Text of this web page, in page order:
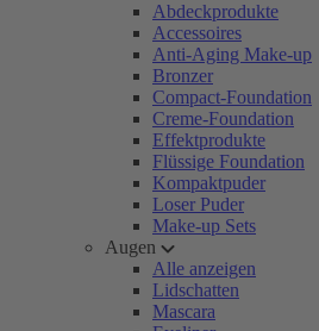
Abdeckprodukte
Accessoires
Anti-Aging Make-up
Bronzer
Compact-Foundation
Creme-Foundation
Effektprodukte
Flüssige Foundation
Kompaktpuder
Loser Puder
Make-up Sets
Augen
Alle anzeigen
Lidschatten
Mascara